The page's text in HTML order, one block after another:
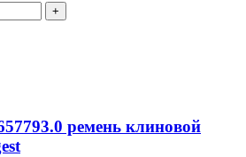
ремень клиновой